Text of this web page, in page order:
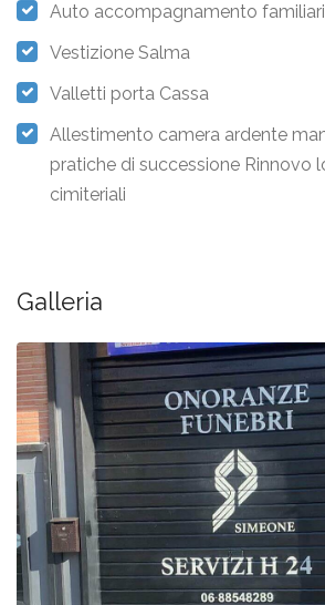
Auto accompagnamento familiari
Vestizione Salma
Valletti porta Cassa
Allestimento camera ardente manifesti ricordìni
pratiche di successione Rinnovo loculi Pratiche
cimiteriali
Galleria